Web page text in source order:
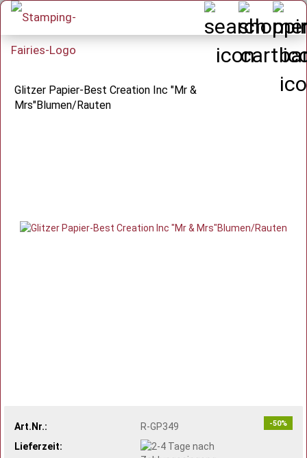
Glitzer Papier-Best Creation Inc "Mr &
Mrs"Blumen/Rauten
-50%
Art.Nr.:
R-GP349
Lieferzeit: